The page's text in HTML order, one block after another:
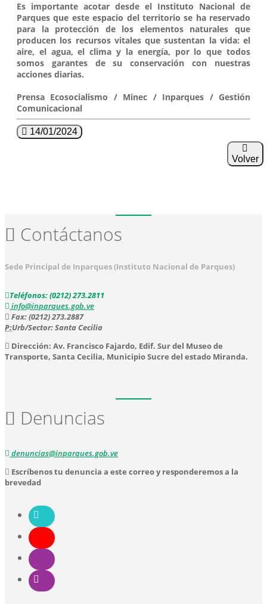
Es importante acotar desde el Instituto Nacional de
Parques que este espacio del territorio se ha reservado
para la protección de los elementos naturales que
producen los recursos vitales que sustentan la vida: el
aire, el agua, el clima y la energía, por lo que todos
somos garantes de su conservación con nuestras
acciones diarias.
Prensa Ecosocialismo / Minec / Inparques / Gestión
Comunicacional
14/01/2024
Volver
Contáctanos
Sede Principal de Inparques (Instituto Nacional de Parques)
Teléfonos: (0212) 273.2811
info@inparques.gob.ve
Fax: (0212) 273.2887
P:Urb/Sector: Santa Cecilia
Dirección: Av. Francisco Fajardo, Edif. Sur del Museo de
Transporte, Santa Cecilia, Municipio Sucre del estado Miranda.
Denuncias
denuncias@inparques.gob.ve
Escríbenos tu denuncia a este correo y responderemos a la
brevedad